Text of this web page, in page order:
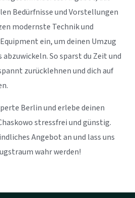
Bedürfnisse und Vorstellungen
modernste Technik und
ein, um deinen Umzug
So sparst du Zeit und
zurücklehnen und dich auf
Berlin und erlebe deinen
stressfrei und günstig.
Angebot an und lass uns
wahr werden!